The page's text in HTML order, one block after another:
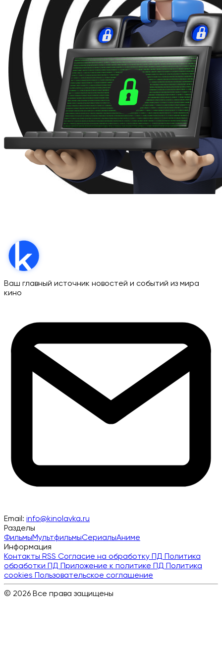
Ваш главный источник новостей и событий из мира
кино
Email: info@kinolavka.ru
Разделы
ФильмыМультфильмыСериалыАниме
Информация
Контакты RSS Согласие на обработку ПД Политика
обработки ПД Приложение к политике ПД Политика
cookies Пользовательское соглашение
© 2026 Все права защищены